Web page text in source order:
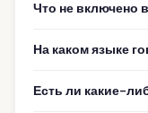
Что не включено
На каком языке
Есть ли какие-